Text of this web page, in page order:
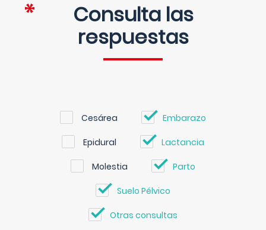
Consulta las
respuestas
Cesárea Embarazo
Epidural Lactancia
Molestia Parto
Suelo Pélvico
Otras consultas